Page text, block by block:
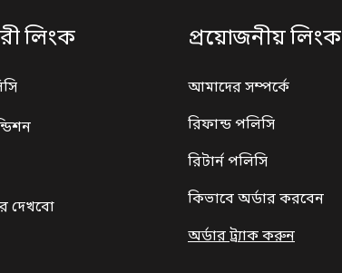
লিংক
দেখবো
প্রয়োজনীয় লিংক
আমাদের সম্পর্কে
রিফান্ড পলিসি
রিটার্ন পলিসি
কিভাবে অর্ডার করবেন
অর্ডার ট্র্যাক করুন